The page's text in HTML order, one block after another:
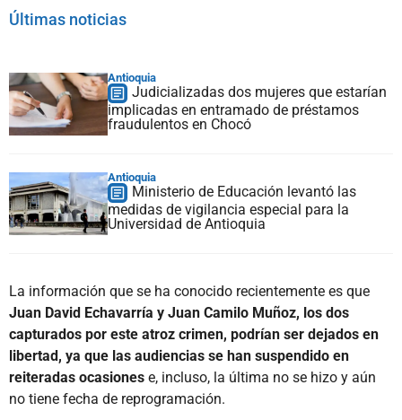
Últimas noticias
Antioquia
Judicializadas dos mujeres que estarían
implicadas en entramado de préstamos
fraudulentos en Chocó
Antioquia
Ministerio de Educación levantó las
medidas de vigilancia especial para la
Universidad de Antioquia
La información que se ha conocido recientemente es que
Juan David Echavarría y Juan Camilo Muñoz, los dos
capturados por este atroz crimen, podrían ser dejados en
libertad, ya que las audiencias se han suspendido en
reiteradas ocasiones e, incluso, la última no se hizo y aún
no tiene fecha de reprogramación.